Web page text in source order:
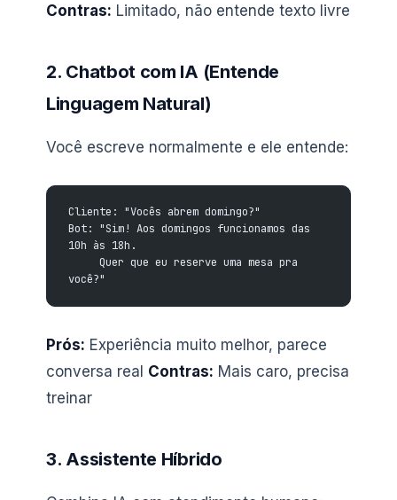
Contras: Limitado, não entende texto livre
2. Chatbot com IA (Entende
Linguagem Natural)
Você escreve normalmente e ele entende:
Cliente: "Vocês abrem domingo?"
Bot: "Sim! Aos domingos funcionamos das
10h às 18h.
você?"
Prós: Experiência muito melhor, parece
conversa real Contras: Mais caro, precisa
treinar
3. Assistente Híbrido